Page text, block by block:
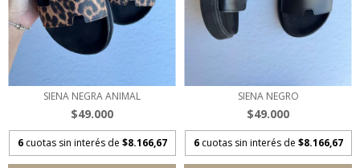
SIENA NEGRA ANIMAL
$49.000
6 cuotas sin interés de $8.166,67
SIENA NEGRO
$49.000
6 cuotas sin interés de $8.166,67